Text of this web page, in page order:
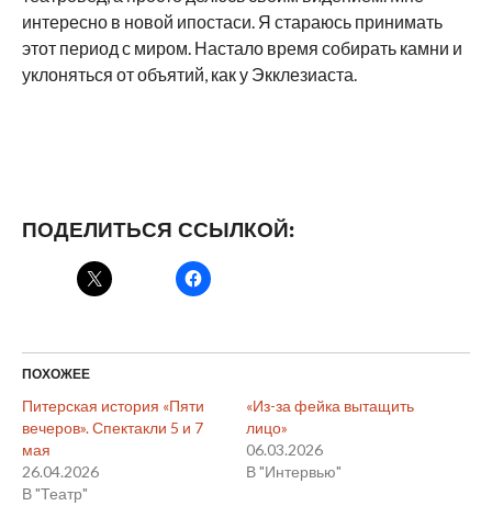
интересно в новой ипостаси. Я стараюсь принимать
этот период с миром. Настало время собирать камни и
уклоняться от объятий, как у Экклезиаста.
ПОДЕЛИТЬСЯ ССЫЛКОЙ:
ПОХОЖЕЕ
Питерская история «Пяти
вечеров». Спектакли 5 и 7
мая
26.04.2026
В "Театр"
«Из-за фейка вытащить
лицо»
06.03.2026
В "Интервью"